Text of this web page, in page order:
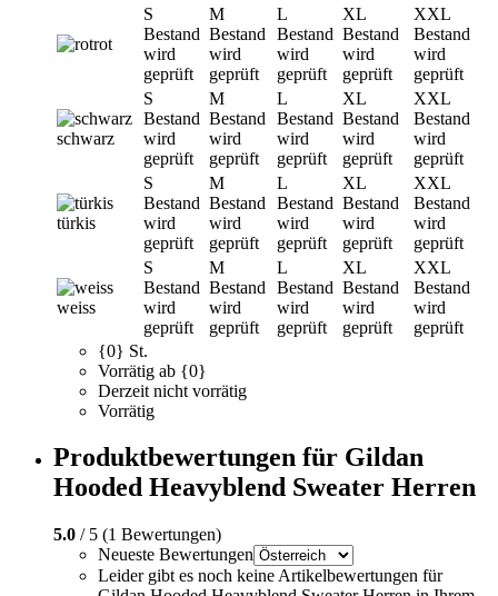
rot
S
Bestand
wird
geprüft
M
Bestand
wird
geprüft
L
Bestand
wird
geprüft
XL
Bestand
wird
geprüft
XXL
Bestand
wird
geprüft
schwarz
S
Bestand
wird
geprüft
M
Bestand
wird
geprüft
L
Bestand
wird
geprüft
XL
Bestand
wird
geprüft
XXL
Bestand
wird
geprüft
türkis
S
Bestand
wird
geprüft
M
Bestand
wird
geprüft
L
Bestand
wird
geprüft
XL
Bestand
wird
geprüft
XXL
Bestand
wird
geprüft
weiss
S
Bestand
wird
geprüft
M
Bestand
wird
geprüft
L
Bestand
wird
geprüft
XL
Bestand
wird
geprüft
XXL
Bestand
wird
geprüft
{0} St.
Vorrätig ab {0}
Derzeit nicht vorrätig
Vorrätig
Produktbewertungen für Gildan
Hooded Heavyblend Sweater Herren
5.0 / 5 (1 Bewertungen)
Neueste Bewertungen
Leider gibt es noch keine Artikelbewertungen für